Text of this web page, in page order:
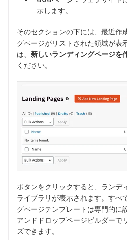
示します。
そのセクションの下には、最近作
グページがリストされた領域が表
は、 新しいランディングページを
ください。
ボタンをクリックすると、ランデ
ライブラリが表示されます。す
グページテンプレートは専門的に
アンドドロップページビルダーで
ズできます。